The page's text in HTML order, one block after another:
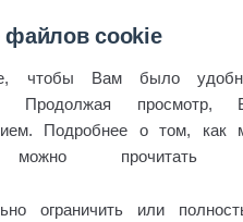
файлов cookie
чтобы Вам было
Продолжая просмотр,
Подробнее о том, как
можно прочитать
ограничить или